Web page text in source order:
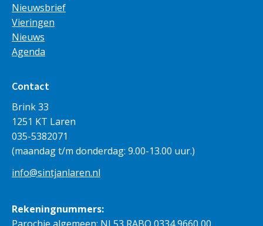
Nieuwsbrief
Vieringen
Nieuws
Agenda
Contact
Brink 33
1251 KT Laren
035-5382071
(maandag t/m donderdag: 9.00-13.00 uur.)
info@sintjanlaren.nl
Rekeningnummers: